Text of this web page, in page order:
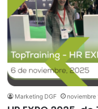
Marketing DGF noviembre